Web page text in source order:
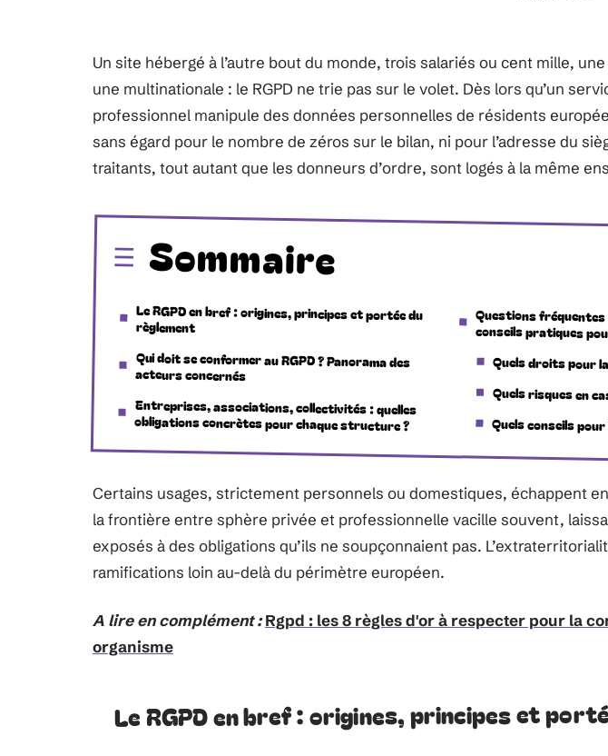
Un site hébergé à l’autre bout du monde, trois salariés ou cent mille,
une multinationale : le RGPD ne trie pas sur le volet. Dès lors qu’un
professionnel manipule des données personnelles de résidents
sans égard pour le nombre de zéros sur le bilan, ni pour l’adresse du
traitants, tout autant que les donneurs d’ordre, sont logés à la même
Sommaire
Le RGPD en bref : origines, principes et portée du
règlement
Qui doit se conformer au RGPD ? Panorama des
acteurs concernés
Entreprises, associations, collectivités : quelles
obligations concrètes pour chaque structure ?
Questions
conseils pratiques
Quels droits pour
Quels risques en
Quels conseils
Certains usages, strictement personnels ou domestiques, échappent
la frontière entre sphère privée et professionnelle vacille souvent,
exposés à des obligations qu’ils ne soupçonnaient pas.
ramifications loin au-delà du périmètre européen.
A lire en complément : Rgpd : les 8 règles d'or à respecter pour la
organisme
Le RGPD en bref : origines, principes et